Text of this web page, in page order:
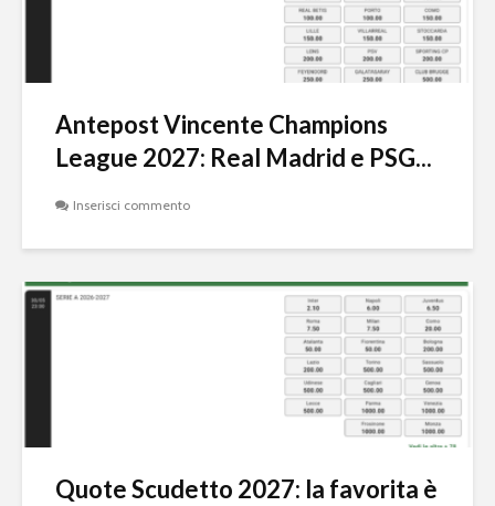
Antepost Vincente Champions
League 2027: Real Madrid e PSG...
Inserisci commento
Quote Scudetto 2027: la favorita è